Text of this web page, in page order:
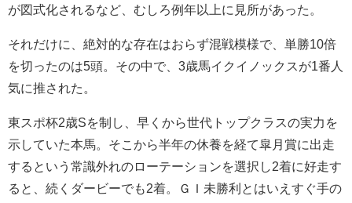
が図式化されるなど、むしろ例年以上に見所があった。
それだけに、絶対的な存在はおらず混戦模様で、単勝10倍
を切ったのは5頭。その中で、3歳馬イクイノックスが1番人
気に推された。
東スポ杯2歳Sを制し、早くから世代トップクラスの実力を
示していた本馬。そこから半年の休養を経て皐月賞に出走
するという常識外れのローテーションを選択し2着に好走す
ると、続くダービーでも2着。ＧＩ未勝利とはいえすぐ手の